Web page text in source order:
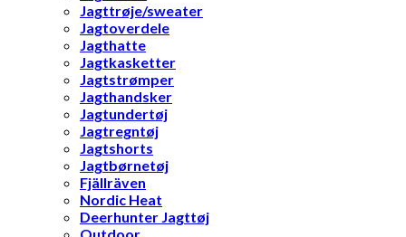
Jagttrøje/sweater
Jagtoverdele
Jagthatte
Jagtkasketter
Jagtstrømper
Jagthandsker
Jagtundertøj
Jagtregntøj
Jagtshorts
Jagtbørnetøj
Fjällräven
Nordic Heat
Deerhunter Jagttøj